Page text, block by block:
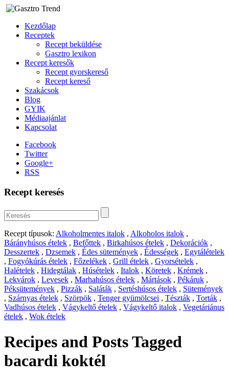
Kezdőlap
Receptek
Recept beküldése
Gasztro lexikon
Recept keresők
Recept gyorskereső
Recept kereső
Szakácsok
Blog
GYIK
Médiaajánlat
Kapcsolat
Facebook
Twitter
Google+
RSS
Recept keresés
Recept típusok: Alkoholmentes italok , Alkoholos italok ,
Bárányhúsos ételek , Befőttek , Birkahúsos ételek , Dekorációk ,
Desszertek , Dzsemek , Édes sütemények , Édességek , Egytálételek
, Fogyókúrás ételek , Főzelékek , Grill ételek , Gyorsételek ,
Halételek , Hidegtálak , Húsételek , Italok , Köretek , Krémek ,
Lekvárok , Levesek , Marhahúsos ételek , Mártások , Pékáruk ,
Péksütemények , Pizzák , Saláták , Sertéshúsos ételek , Sütemények
, Szárnyas ételek , Szörpök , Tenger gyümölcsei , Tészták , Torták ,
Vadhúsos ételek , Vágykeltő ételek , Vágykeltő italok , Vegetáriánus
ételek , Wok ételek
Recipes and Posts Tagged
bacardi koktél